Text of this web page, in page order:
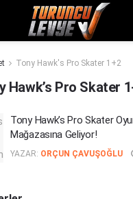
Tony Hawk's Pro Skater 1+2
Hawk’s Pro Skater
Tony Hawk’s Pro Skater
Mağazasına Geliyor!
YAZAR: ORÇUN ÇAVUŞOĞLU